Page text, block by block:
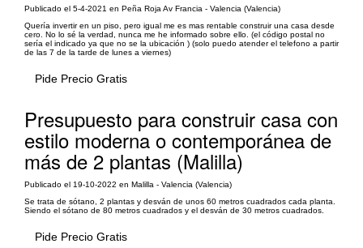
Publicado el 5-4-2021 en Peña Roja Av Francia - Valencia (Valencia)
Quería invertir en un piso, pero igual me es mas rentable construir una casa desde
cero. No lo sé la verdad, nunca me he informado sobre ello. (el código postal no
sería el indicado ya que no se la ubicación ) (solo puedo atender el telefono a partir
de las 7 de la tarde de lunes a viernes)
Pide Precio Gratis
Presupuesto para construir casa con
estilo moderna o contemporánea de
más de 2 plantas (Malilla)
Publicado el 19-10-2022 en Malilla - Valencia (Valencia)
Se trata de sótano, 2 plantas y desván de unos 60 metros cuadrados cada planta.
Siendo el sótano de 80 metros cuadrados y el desván de 30 metros cuadrados.
Pide Precio Gratis